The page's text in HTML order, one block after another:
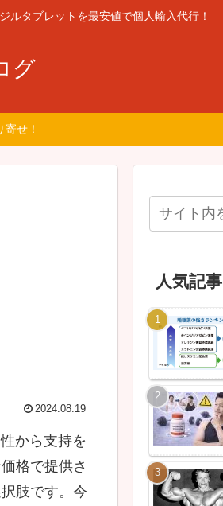
ルタブレットを最安値で個人輸入代行！
グ
せ！
2024.08.19
から支持を
格で提供さ
肢です。今
人気記事